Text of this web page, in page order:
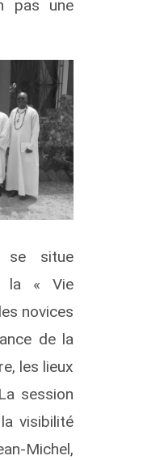
pas une
se situe
la « Vie
novices
de la
les lieux
session
visibilité
Michel,